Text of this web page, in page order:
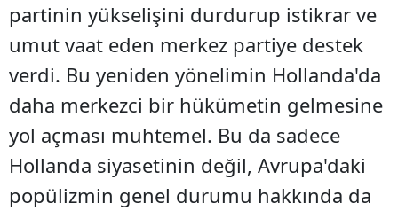
partinin yükselişini durdurup istikrar ve
umut vaat eden merkez partiye destek
verdi. Bu yeniden yönelimin Hollanda'da
daha merkezci bir hükümetin gelmesine
yol açması muhtemel. Bu da sadece
Hollanda siyasetinin değil, Avrupa'daki
popülizmin genel durumu hakkında da